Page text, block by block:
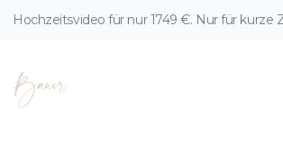
Hochzeitsvideo für nur1749 €. Nur für kurze
Fotografie & Videografie